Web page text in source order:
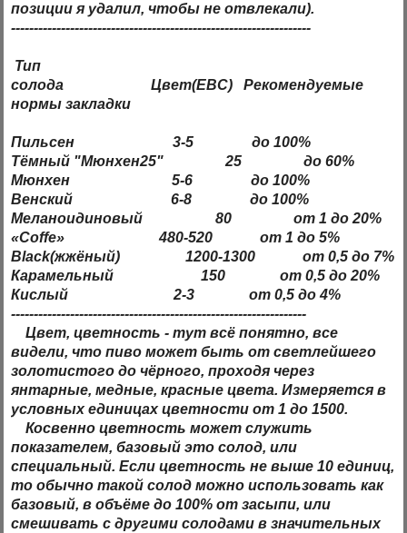
позиции я удалил, чтобы не отвлекали).
------------------------------------------------------------------
Тип
солода Цвет(ЕВС) Рекомендуемые
нормы закладки
Пильсен 3-5 до 100%
Тёмный "Мюнхен25" 25 до 60%
Мюнхен 5-6 до 100%
Венский 6-8 до 100%
Меланоидиновый 80 от 1 до 20%
«Coffe» 480-520 от 1 до 5%
Black(жжёный) 1200-1300 от 0,5 до 7%
Карамельный 150 от 0,5 до 20%
Кислый 2-3 от 0,5 до 4%
-----------------------------------------------------------------
Цвет, цветность - тут всё понятно, все
видели, что пиво может быть от светлейшего
золотистого до чёрного, проходя через
янтарные, медные, красные цвета. Измеряется в
условных единицах цветности от 1 до 1500.
Косвенно цветность может служить
показателем, базовый это солод, или
специальный. Если цветность не выше 10 единиц,
то обычно такой солод можно использовать как
базовый, в объёме до 100% от засыпи, или
смешивать с другими солодами в значительных